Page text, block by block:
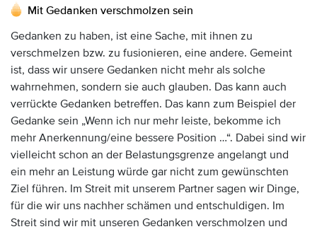
Mit Gedanken verschmolzen sein
Gedanken zu haben, ist eine Sache, mit ihnen zu
verschmelzen bzw. zu fusionieren, eine andere. Gemeint
ist, dass wir unsere Gedanken nicht mehr als solche
wahrnehmen, sondern sie auch glauben. Das kann auch
verrückte Gedanken betreffen. Das kann zum Beispiel der
Gedanke sein „Wenn ich nur mehr leiste, bekomme ich
mehr Anerkennung/eine bessere Position …“. Dabei sind wir
vielleicht schon an der Belastungsgrenze angelangt und
ein mehr an Leistung würde gar nicht zum gewünschten
Ziel führen. Im Streit mit unserem Partner sagen wir Dinge,
für die wir uns nachher schämen und entschuldigen. Im
Streit sind wir mit unseren Gedanken verschmolzen und